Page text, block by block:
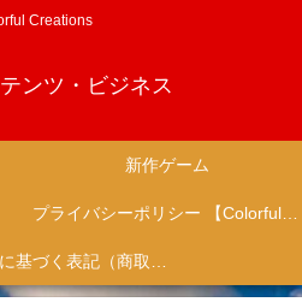
Creations
ンツ・ビジネス
新作ゲーム
プライバシーポリシー 【Colorful Creation】
特定商取引法に基づく表記（商取引に関する開示）